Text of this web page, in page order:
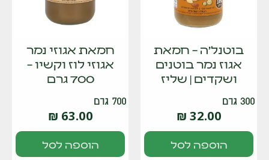
בוטנל'ה – חמאת
אגוז נמר בוטנים
ושקדים | שליז
300 גרם
32.00
₪
הוספה לסל
חמאת אגוזי נמר
אגוזי לוז וקשיו –
700 גרם
700 גרם
63.00
₪
הוספה לסל